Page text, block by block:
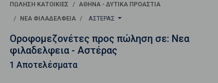
ΠΏΛΗΣΗ ΚΑΤΟΙΚΊΕΣ
ΑΘΗΝΑ - ΔΥΤΙΚΑ ΠΡΟΑΣΤΙΑ
ΝΕΑ ΦΙΛΑΔΕΛΦΕΙΑ
ΑΣΤΈΡΑΣ
Οροφομεζονέτες προς πώληση σε: Νεα
φιλαδελφεια - Αστέρας
1 Αποτελέσματα